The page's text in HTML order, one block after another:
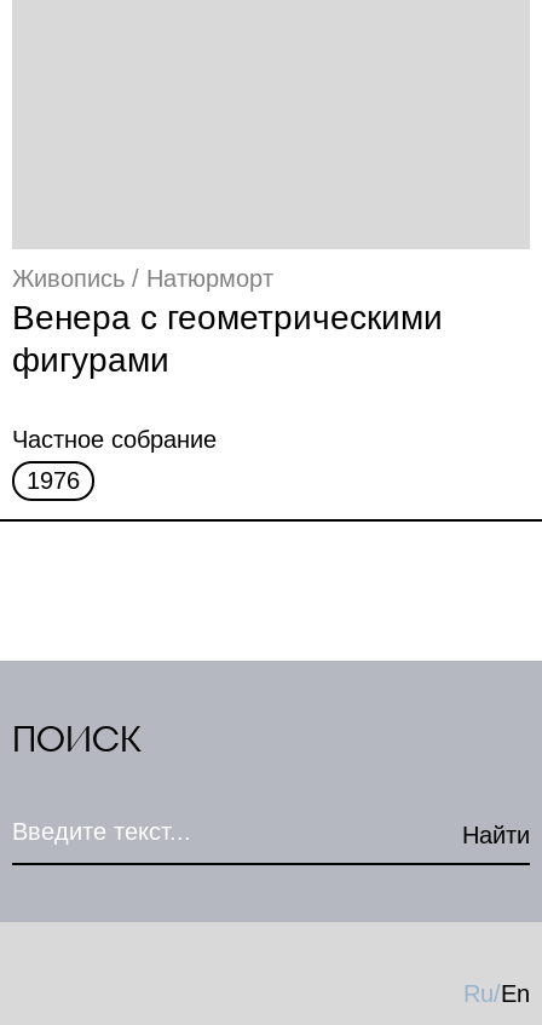
Живопись / Натюрморт
Венера с геометрическими
фигурами
Частное собрание
1976
ПОИСК
Ru/En